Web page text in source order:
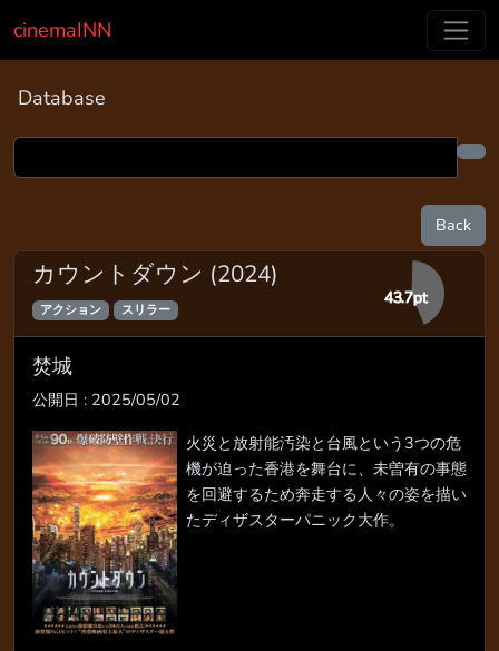
cinemaINN
Database
Back
カウントダウン (2024)
アクション スリラー
43.7pt
焚城
公開日 : 2025/05/02
火災と放射能汚染と台風という3つの危
機が迫った香港を舞台に、未曽有の事態
を回避するため奔走する人々の姿を描い
たディザスターパニック大作。